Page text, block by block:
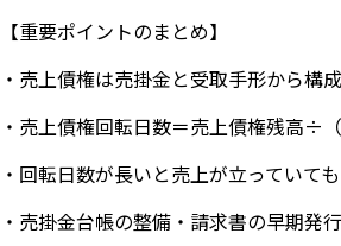
【重要ポイントのまとめ】
・売上債権は売掛金と受取手形から構
・売上債権回転日数＝売上債権残高÷
・回転日数が長いと売上が立っていて
・売掛金台帳の整備・請求書の早期発